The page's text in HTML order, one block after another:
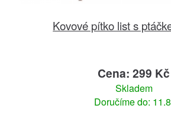
Kovové pítko list s
Cena: 299 Kč
Skladem
Doručíme do: